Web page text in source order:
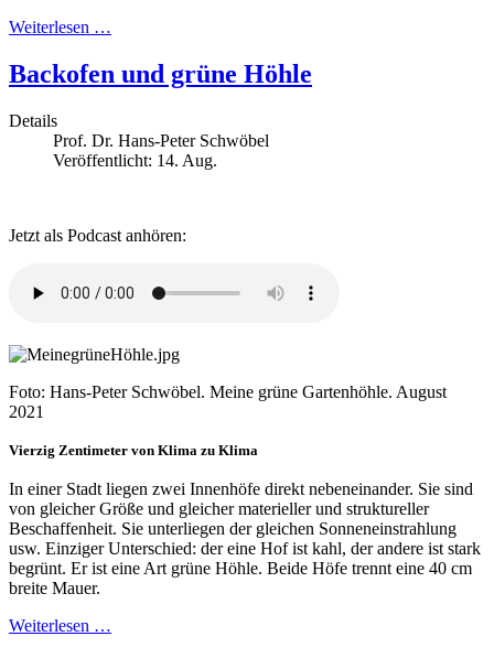
Weiterlesen …
Backofen und grüne Höhle
Details
Prof. Dr. Hans-Peter Schwöbel
Veröffentlicht: 14. Aug.
Jetzt als Podcast anhören:
Foto: Hans-Peter Schwöbel. Meine grüne Gartenhöhle. August
2021
Vierzig Zentimeter von Klima zu Klima
In einer Stadt liegen zwei Innenhöfe direkt nebeneinander. Sie sind
von gleicher Größe und gleicher materieller und struktureller
Beschaffenheit. Sie unterliegen der gleichen Sonneneinstrahlung
usw. Einziger Unterschied: der eine Hof ist kahl, der andere ist stark
begrünt. Er ist eine Art grüne Höhle. Beide Höfe trennt eine 40 cm
breite Mauer.
Weiterlesen …